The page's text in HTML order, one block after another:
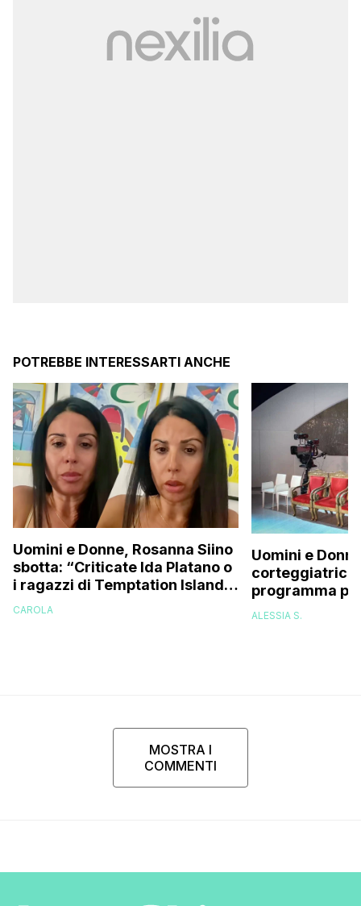
POTREBBE INTERESSARTI ANCHE
Uomini e Donne, Rosanna Siino
sbotta: “Criticate Ida Platano o
i ragazzi di Temptation Island
perché vi rode il cul* che…”
CAROLA
Uomini e
corteggiatrice:
programma
e mi
ALESSIA S.
MOSTRA I
COMMENTI